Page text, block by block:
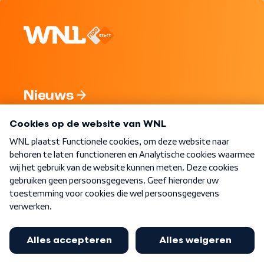
Nieuws
Nieuwsbrief
Word Lid